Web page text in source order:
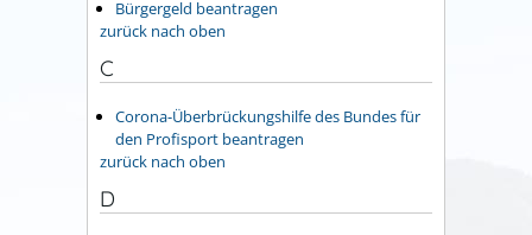
Bürgergeld beantragen
zurück nach oben
C
Corona-Überbrückungshilfe des Bundes für
den Profisport beantragen
zurück nach oben
D